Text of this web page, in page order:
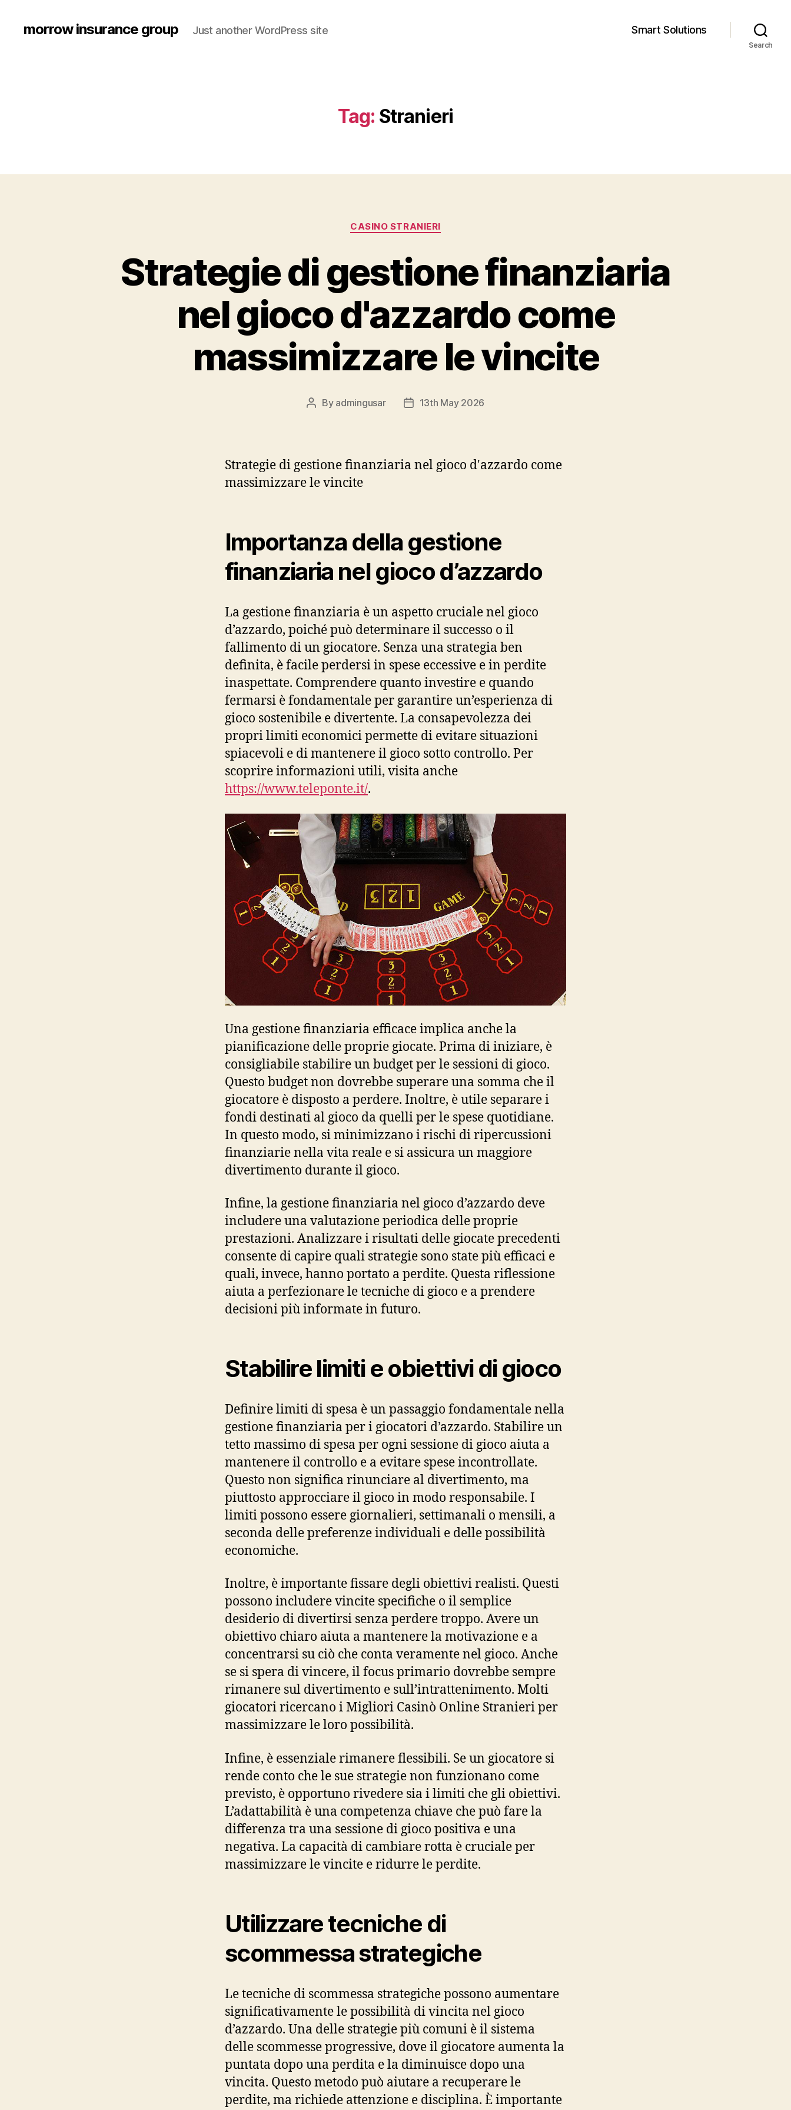
morrow insurance group Just another WordPress site Smart Solutions
Search
Tag: Stranieri
Categories
CASINO STRANIERI
Strategie di gestione finanziaria
nel gioco d'azzardo come
massimizzare le vincite
Post
By admingusar
Post13th May 2026
Strategie di gestione finanziaria nel gioco d'azzardo come
massimizzare le vincite
Importanza della gestione
finanziaria nel gioco d’azzardo
La gestione finanziaria è un aspetto cruciale nel gioco
d’azzardo, poiché può determinare il successo o il
fallimento di un giocatore. Senza una strategia ben
definita, è facile perdersi in spese eccessive e in perdite
inaspettate. Comprendere quanto investire e quando
fermarsi è fondamentale per garantire un’esperienza di
gioco sostenibile e divertente. La consapevolezza dei
propri limiti economici permette di evitare situazioni
spiacevoli e di mantenere il gioco sotto controllo. Per
scoprire informazioni utili, visita anche
https://www.teleponte.it/.
Una gestione finanziaria efficace implica anche la
pianificazione delle proprie giocate. Prima di iniziare, è
consigliabile stabilire un budget per le sessioni di gioco.
Questo budget non dovrebbe superare una somma che il
giocatore è disposto a perdere. Inoltre, è utile separare i
fondi destinati al gioco da quelli per le spese quotidiane.
In questo modo, si minimizzano i rischi di ripercussioni
finanziarie nella vita reale e si assicura un maggiore
divertimento durante il gioco.
Infine, la gestione finanziaria nel gioco d’azzardo deve
includere una valutazione periodica delle proprie
prestazioni. Analizzare i risultati delle giocate precedenti
consente di capire quali strategie sono state più efficaci e
quali, invece, hanno portato a perdite. Questa riflessione
aiuta a perfezionare le tecniche di gioco e a prendere
decisioni più informate in futuro.
Stabilire limiti e obiettivi di gioco
Definire limiti di spesa è un passaggio fondamentale nella
gestione finanziaria per i giocatori d’azzardo. Stabilire un
tetto massimo di spesa per ogni sessione di gioco aiuta a
mantenere il controllo e a evitare spese incontrollate.
Questo non significa rinunciare al divertimento, ma
piuttosto approcciare il gioco in modo responsabile. I
limiti possono essere giornalieri, settimanali o mensili, a
seconda delle preferenze individuali e delle possibilità
economiche.
Inoltre, è importante fissare degli obiettivi realisti. Questi
possono includere vincite specifiche o il semplice
desiderio di divertirsi senza perdere troppo. Avere un
obiettivo chiaro aiuta a mantenere la motivazione e a
concentrarsi su ciò che conta veramente nel gioco. Anche
se si spera di vincere, il focus primario dovrebbe sempre
rimanere sul divertimento e sull’intrattenimento. Molti
giocatori ricercano i Migliori Casinò Online Stranieri per
massimizzare le loro possibilità.
Infine, è essenziale rimanere flessibili. Se un giocatore si
rende conto che le sue strategie non funzionano come
previsto, è opportuno rivedere sia i limiti che gli obiettivi.
L’adattabilità è una competenza chiave che può fare la
differenza tra una sessione di gioco positiva e una
negativa. La capacità di cambiare rotta è cruciale per
massimizzare le vincite e ridurre le perdite.
Utilizzare tecniche di
scommessa strategiche
Le tecniche di scommessa strategiche possono aumentare
significativamente le possibilità di vincita nel gioco
d’azzardo. Una delle strategie più comuni è il sistema
delle scommesse progressive, dove il giocatore aumenta la
puntata dopo una perdita e la diminuisce dopo una
vincita. Questo metodo può aiutare a recuperare le
perdite, ma richiede attenzione e disciplina. È importante